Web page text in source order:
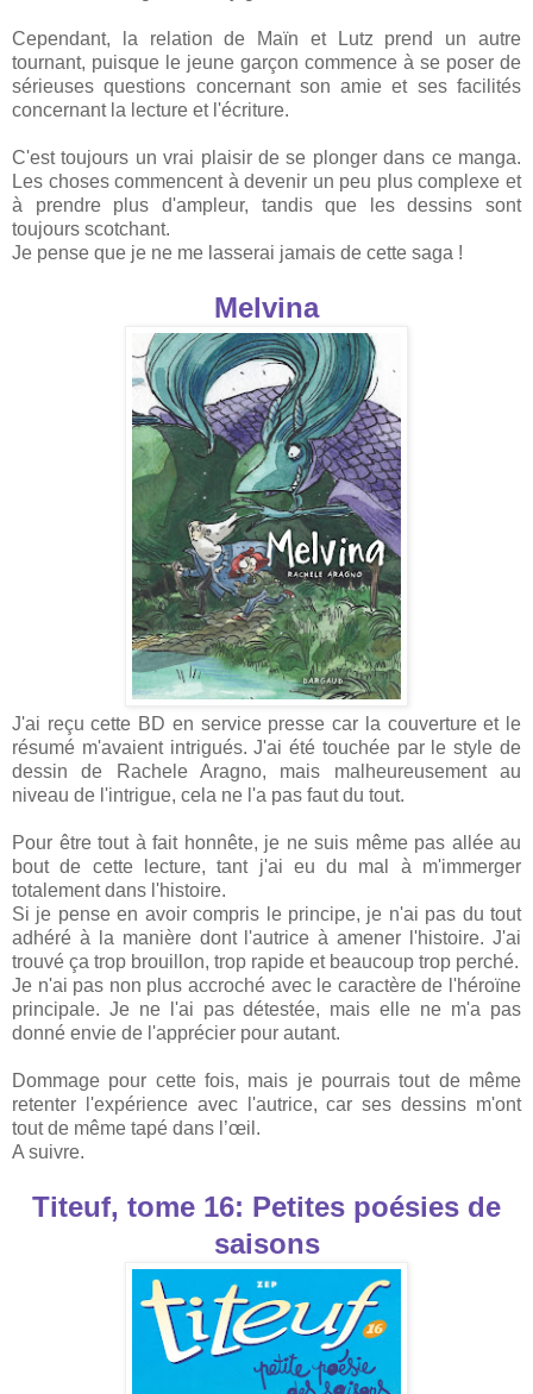
Cependant, la relation de Maïn et Lutz prend un autre
tournant, puisque le jeune garçon commence à se poser de
sérieuses questions concernant son amie et ses facilités
concernant la lecture et l'écriture.
C'est toujours un vrai plaisir de se plonger dans ce manga.
Les choses commencent à devenir un peu plus complexe et
à prendre plus d'ampleur, tandis que les dessins sont
toujours scotchant.
Je pense que je ne me lasserai jamais de cette saga !
Melvina
J'ai reçu cette BD en service presse car la couverture et le
résumé m'avaient intrigués. J'ai été touchée par le style de
dessin de Rachele Aragno, mais malheureusement au
niveau de l'intrigue, cela ne l'a pas faut du tout.
Pour être tout à fait honnête, je ne suis même pas allée au
bout de cette lecture, tant j'ai eu du mal à m'immerger
totalement dans l'histoire.
Si je pense en avoir compris le principe, je n'ai pas du tout
adhéré à la manière dont l'autrice à amener l'histoire. J'ai
trouvé ça trop brouillon, trop rapide et beaucoup trop perché.
Je n'ai pas non plus accroché avec le caractère de l'héroïne
principale. Je ne l'ai pas détestée, mais elle ne m'a pas
donné envie de l'apprécier pour autant.
Dommage pour cette fois, mais je pourrais tout de même
retenter l'expérience avec l'autrice, car ses dessins m'ont
tout de même tapé dans l’œil.
A suivre.
Titeuf, tome 16: Petites poésies de
saisons